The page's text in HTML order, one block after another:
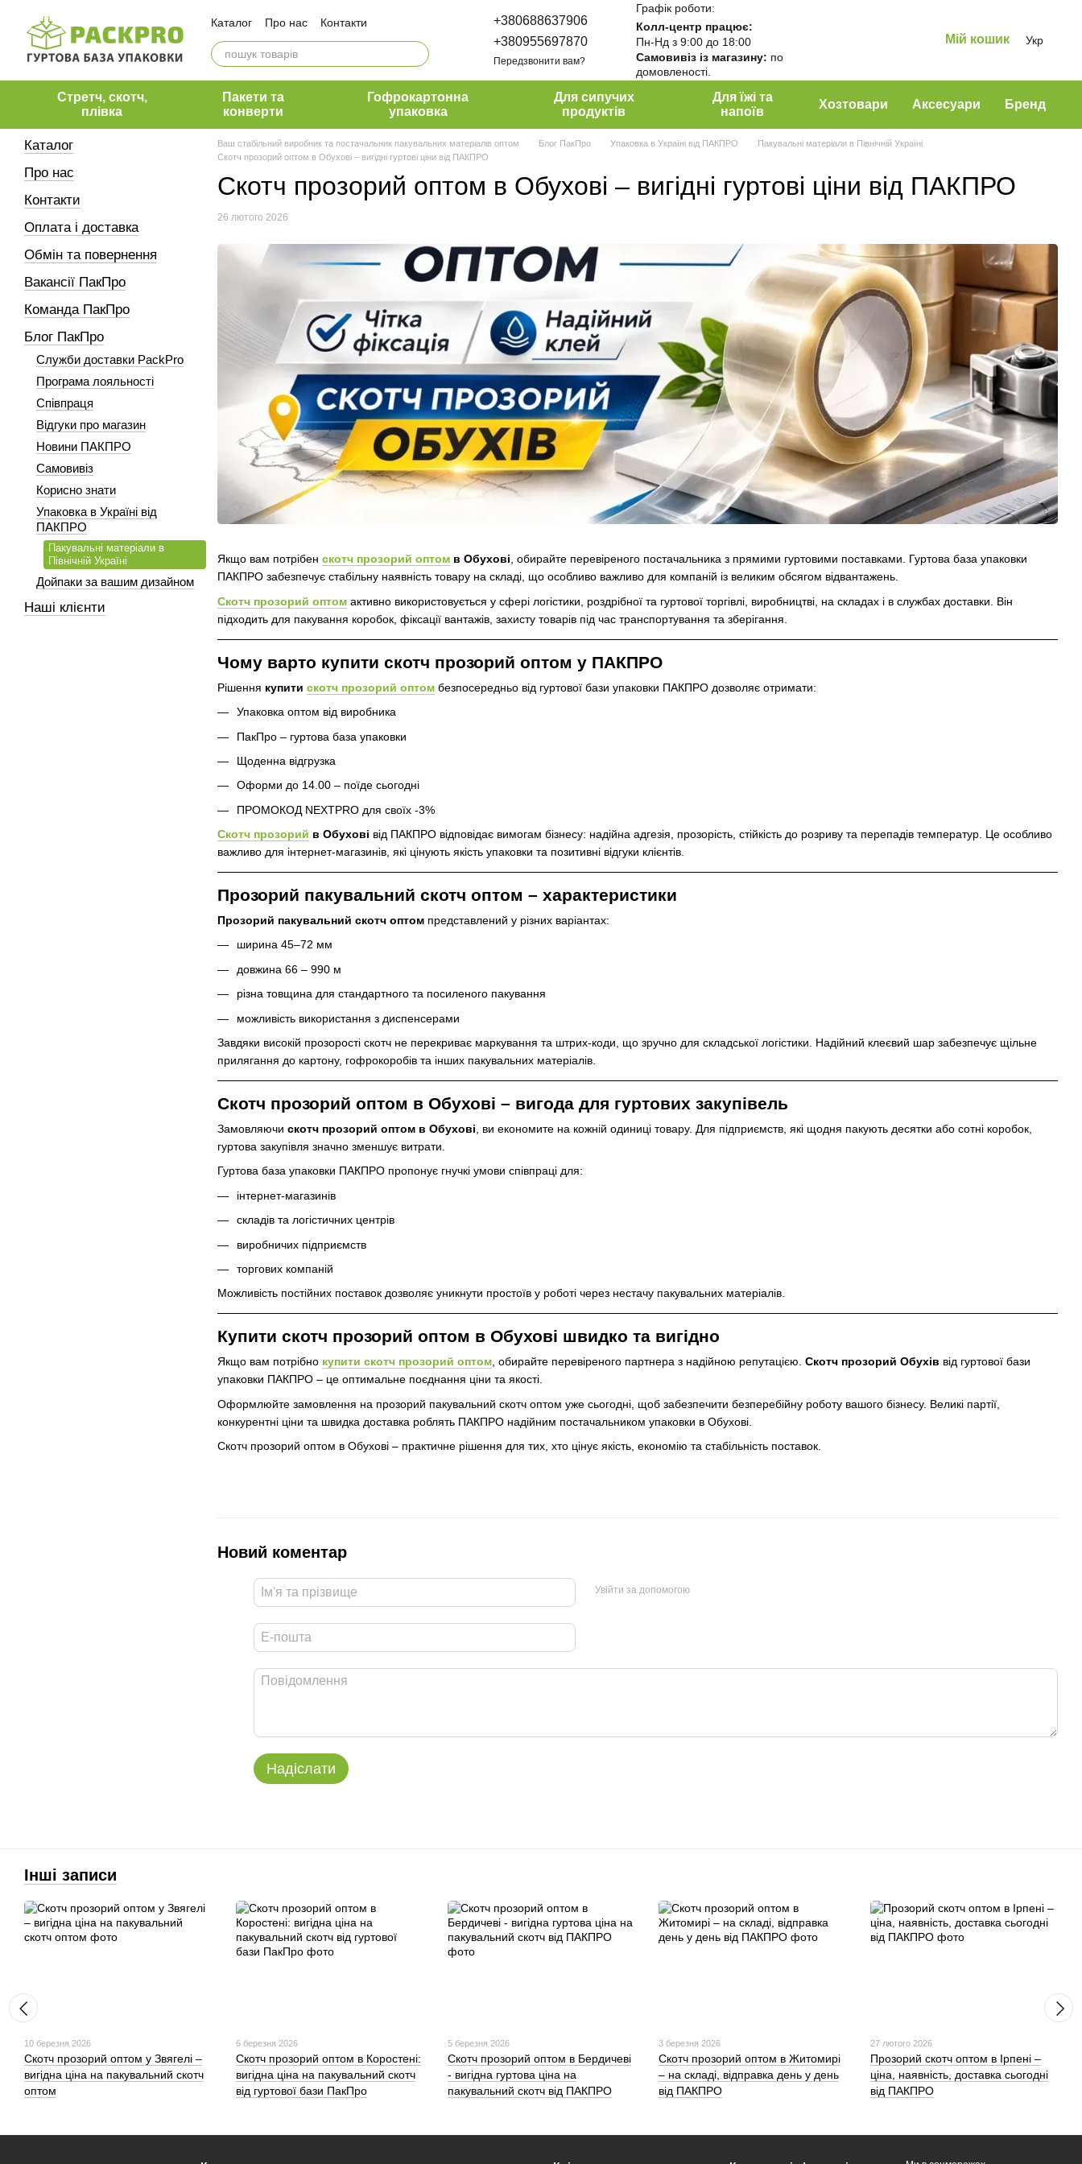
Каталог Про нас
Контакти
Оплата і доставка
Обмін та повернення
Блог ПакПро
Наші клієнти
+380688637906
+380955697870
Передзвонити вам?
Графік роботи:
Колл-центр працює:
Пн-Нд з 9:00 до 18:00
Самовивіз із магазину: по
домовленості.
Мій кошик Укр
Стретч, скотч,
плівка
Пакети та
конверти
Гофрокартонна
упаковка
Для сипучих
продуктів
Для їжі та
напоїв
Хозтовари Аксесуари Бренд
Ваш стабільний виробник та постачальник пакувальних матеріалів оптом Блог ПакПро Упаковка в Україні від ПАКПРО
Пакувальні матеріали в Північній Україні
Скотч прозорий оптом в Обухові – вигідні гуртові ціни від ПАКПРО
Скотч прозорий оптом в Обухові – вигідні гуртові ціни від ПАКПРО
26 лютого 2026
Якщо вам потрібен скотч прозорий оптом в Обухові, обирайте перевіреного постачальника з прямими гуртовими поставками. Гуртова база упаковки
ПАКПРО забезпечує стабільну наявність товару на складі, що особливо важливо для компаній із великим обсягом відвантажень.
Скотч прозорий оптом активно використовується у сфері логістики, роздрібної та гуртової торгівлі, виробництві, на складах і в службах доставки. Він
підходить для пакування коробок, фіксації вантажів, захисту товарів під час транспортування та зберігання.
Чому варто купити скотч прозорий оптом у ПАКПРО
Рішення купити скотч прозорий оптом безпосередньо від гуртової бази упаковки ПАКПРО дозволяє отримати:
Упаковка оптом від виробника
ПакПро – гуртова база упаковки
Щоденна відгрузка
Оформи до 14.00 – поїде сьогодні
ПРОМОКОД NEXTPRO для своїх -3%
Скотч прозорий в Обухові від ПАКПРО відповідає вимогам бізнесу: надійна адгезія, прозорість, стійкість до розриву та перепадів температур. Це особливо
важливо для інтернет-магазинів, які цінують якість упаковки та позитивні відгуки клієнтів.
Прозорий пакувальний скотч оптом – характеристики
Прозорий пакувальний скотч оптом представлений у різних варіантах:
ширина 45–72 мм
довжина 66 – 990 м
різна товщина для стандартного та посиленого пакування
можливість використання з диспенсерами
Завдяки високій прозорості скотч не перекриває маркування та штрих-коди, що зручно для складської логістики. Надійний клеєвий шар забезпечує щільне
прилягання до картону, гофрокоробів та інших пакувальних матеріалів.
Скотч прозорий оптом в Обухові – вигода для гуртових закупівель
Замовляючи скотч прозорий оптом в Обухові , ви економите на кожній одиниці товару. Для підприємств, які щодня пакують десятки або сотні коробок,
гуртова закупівля значно зменшує витрати.
Гуртова база упаковки ПАКПРО пропонує гнучкі умови співпраці для:
інтернет-магазинів
складів та логістичних центрів
виробничих підприємств
торгових компаній
Можливість постійних поставок дозволяє уникнути простоїв у роботі через нестачу пакувальних матеріалів.
Купити скотч прозорий оптом в Обухові швидко та вигідно
Якщо вам потрібно купити скотч прозорий оптом, обирайте перевіреного партнера з надійною репутацією. Скотч прозорий Обухів від гуртової бази
упаковки ПАКПРО – це оптимальне поєднання ціни та якості.
Оформлюйте замовлення на прозорий пакувальний скотч оптом уже сьогодні, щоб забезпечити безперебійну роботу вашого бізнесу. Великі партії,
конкурентні ціни та швидка доставка роблять ПАКПРО надійним постачальником упаковки в Обухові.
Скотч прозорий оптом в Обухові – практичне рішення для тих, хто цінує якість, економію та стабільність поставок.
Новий коментар
Увійти за допомогою
Надіслати
Каталог
Про нас
Контакти
Оплата і доставка
Обмін та повернення
Вакансії ПакПро
Команда ПакПро
Блог ПакПро
Служби доставки PackPro
Програма лояльності
Співпраця
Відгуки про магазин
Новини ПАКПРО
Самовивіз
Корисно знати
Упаковка в Україні від
ПАКПРО
Пакувальні матеріали в
Північній Україні
Дойпаки за вашим дизайном
Наші клієнти
Інші записи
10 березня 2026
Скотч прозорий оптом у Звягелі –
вигідна ціна на пакувальний скотч
оптом
6 березня 2026
Скотч прозорий оптом в Коростені:
вигідна ціна на пакувальний скотч
від гуртової бази ПакПро
5 березня 2026
Скотч прозорий оптом в Бердичеві
- вигідна гуртова ціна на
пакувальний скотч від ПАКПРО
3 березня 2026
Скотч прозорий оптом в Житомирі
– на складі, відправка день у день
від ПАКПРО
27 лютого 2026
Прозорий скотч оптом в Ірпені –
ціна, наявність, доставка сьогодні
від ПАКПРО